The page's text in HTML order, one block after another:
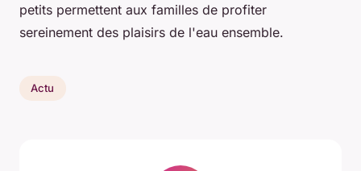
petits permettent aux familles de profiter
sereinement des plaisirs de l'eau ensemble.
Actu